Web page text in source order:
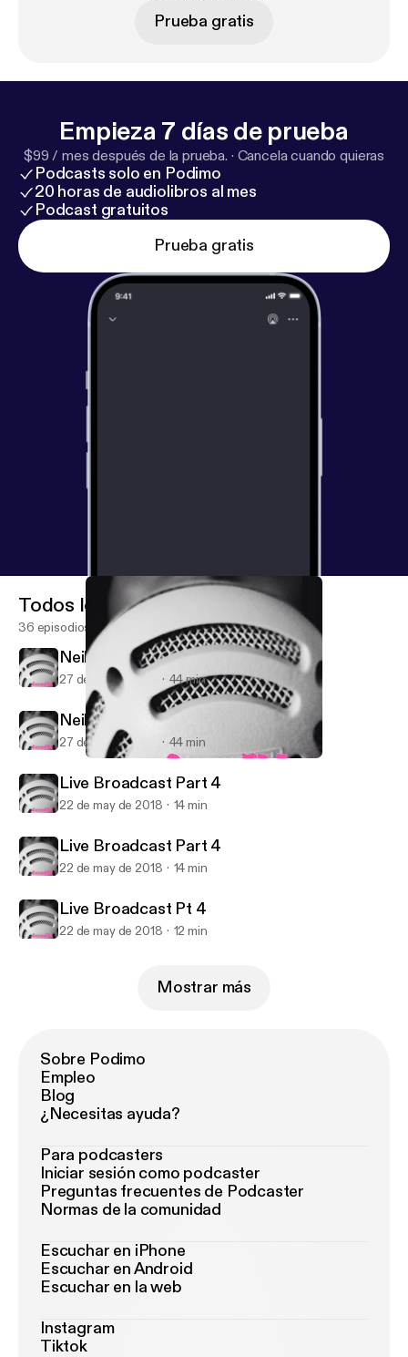
Prueba gratis
Empieza 7 días de prueba
$99 / mes después de la prueba. · Cancela cuando quieras
Podcasts solo en Podimo
20 horas de audiolibros al mes
Podcast gratuitos
Prueba gratis
GooseFM Podcast
Todos los episodios
36 episodios
Neihborly conversation
27 de abr de 2019 44 min
Neihborly conversation
27 de abr de 2019 44 min
Live Broadcast Part 4
22 de may de 2018 14 min
Live Broadcast Part 4
22 de may de 2018 14 min
Live Broadcast Pt 4
22 de may de 2018 12 min
Mostrar más
Sobre Podimo
Empleo
Blog
¿Necesitas ayuda?
Para podcasters
Iniciar sesión como podcaster
Preguntas frecuentes de Podcaster
Normas de la comunidad
Escuchar en iPhone
Escuchar en Android
Escuchar en la web
Instagram
Tiktok